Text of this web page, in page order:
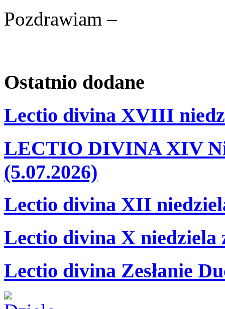
Pozdrawiam –
Ostatnio dodane
Lectio divina XVIII
LECTIO DIVINA XIV
(5.07.2026)
Lectio divina XII
Lectio divina X niedziela
Lectio divina Zesłanie